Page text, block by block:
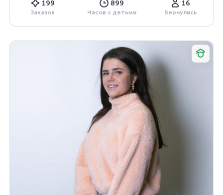
199
Заказов
899
Часов с детьми
16
Вернулись